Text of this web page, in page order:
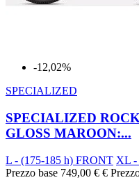
-12,02%
SPECIALIZED
SPECIALIZED
GLOSS MAROON:...
L - (175-185 h) FRONT XL -
Prezzo base 749,00 € €